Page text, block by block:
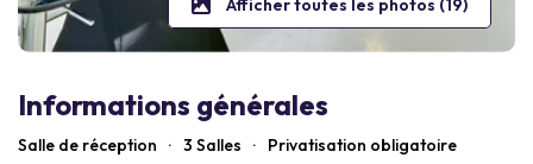
Afficher toutes les photos (19)
Informations générales
Salle de réception · 3 Salles ·
Privatisation obligatoire